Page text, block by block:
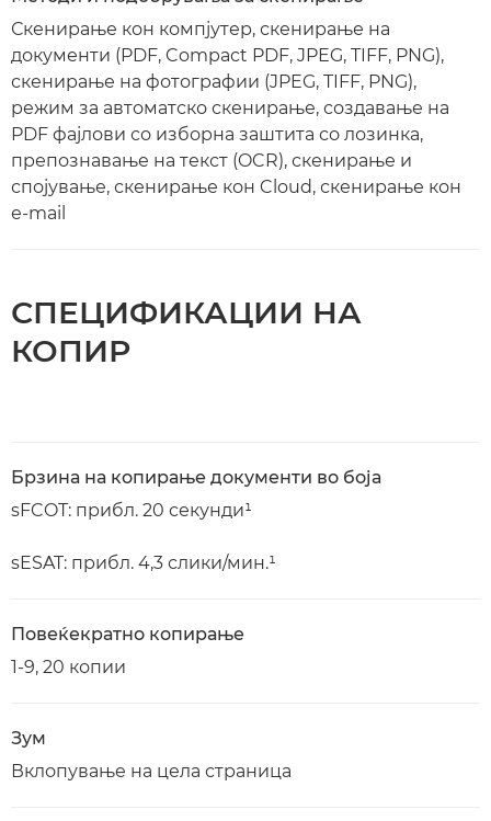
Скенирање кон компјутер, скенирање на
документи (PDF, Compact PDF, JPEG, TIFF, PNG),
скенирање на фотографии (JPEG, TIFF, PNG),
режим за автоматско скенирање, создавање на
PDF фајлови со изборна заштита со лозинка,
препознавање на текст (OCR), скенирање и
спојување, скенирање кон Cloud, скенирање кон
е-mail
СПЕЦИФИКАЦИИ НА
КОПИР
Брзина на копирање документи во боја
sFCOT: прибл. 20 секунди¹
sESAT: прибл. 4,3 слики/мин.¹
Повеќекратно копирање
1-9, 20 копии
Зум
Вклопување на цела страница